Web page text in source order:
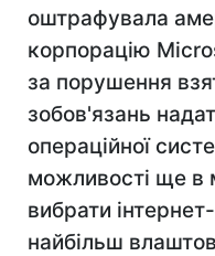
оштрафувала
корпорацію
за порушення
зобов'язань
операційної
можливості ще в
вибрати
найбільш